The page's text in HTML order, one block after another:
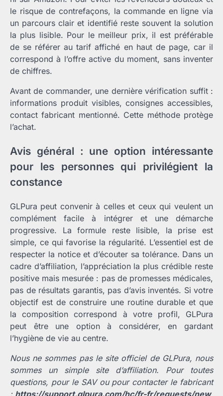
le risque de contrefaçons, la commande en ligne via
un parcours clair et identifié reste souvent la solution
la plus lisible. Pour le meilleur prix, il est préférable
de se référer au tarif affiché en haut de page, car il
correspond à l’offre active du moment, sans inventer
de chiffres.
Avant de commander, une dernière vérification suffit :
informations produit visibles, consignes accessibles,
contact fabricant mentionné. Cette méthode protège
l’achat.
Avis général : une option intéressante
pour les personnes qui privilégient la
constance
GLPura peut convenir à celles et ceux qui veulent un
complément facile à intégrer et une démarche
progressive. La formule reste lisible, la prise est
simple, ce qui favorise la régularité. L’essentiel est de
respecter la notice et d’écouter sa tolérance. Dans un
cadre d’affiliation, l’appréciation la plus crédible reste
positive mais mesurée : pas de promesses médicales,
pas de résultats garantis, pas d’avis inventés. Si votre
objectif est de construire une routine durable et que
la composition correspond à votre profil, GLPura
peut être une option à considérer, en gardant
l’hygiène de vie au centre.
Nous ne sommes pas le site officiel de GLPura, nous
sommes un simple site d’affiliation. Pour toutes
questions, pour le SAV ou pour contacter le fabricant
: https://support.glpura.com/hc/fr-fr/requests/new